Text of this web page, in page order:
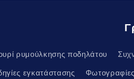
ρυμούλκησης ποδηλάτου
εγκατάστασης
Φωτογραφίες